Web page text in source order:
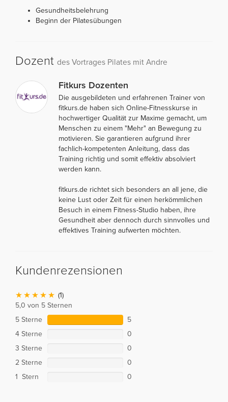
Gesundheitsbelehrung
Beginn der Pilatesübungen
Dozent des Vortrages Pilates mit Andre
Fitkurs Dozenten
Die ausgebildeten und erfahrenen Trainer von
fitkurs.de haben sich Online-Fitnesskurse in
hochwertiger Qualität zur Maxime gemacht, um
Menschen zu einem "Mehr" an Bewegung zu
motivieren. Sie garantieren aufgrund ihrer
fachlich-kompetenten Anleitung, dass das
Training richtig und somit effektiv absolviert
werden kann.
fitkurs.de richtet sich besonders an all jene, die
keine Lust oder Zeit für einen herkömmlichen
Besuch in einem Fitness-Studio haben, ihre
Gesundheit aber dennoch durch sinnvolles und
effektives Training aufwerten möchten.
Kundenrezensionen
(1)
5,0 von 5 Sternen
5 Sterne
5
4 Sterne
0
3 Sterne
0
2 Sterne
0
1 Stern
0